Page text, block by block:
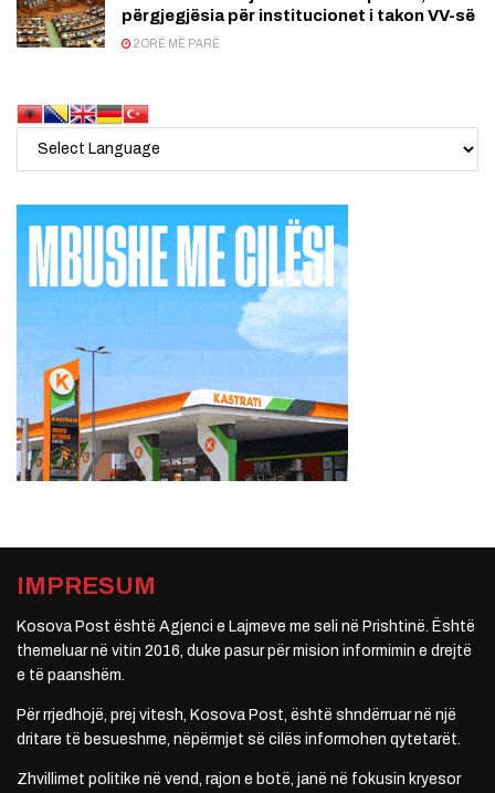
përgjegjësia për institucionet i takon VV-së
2 ORË MË PARË
IMPRESUM
Kosova Post është Agjenci e Lajmeve me seli në Prishtinë. Është
themeluar në vitin 2016, duke pasur për mision informimin e drejtë
e të paanshëm.
Për rrjedhojë, prej vitesh, Kosova Post, është shndërruar në një
dritare të besueshme, nëpërmjet së cilës informohen qytetarët.
Zhvillimet politike në vend, rajon e botë, janë në fokusin kryesor